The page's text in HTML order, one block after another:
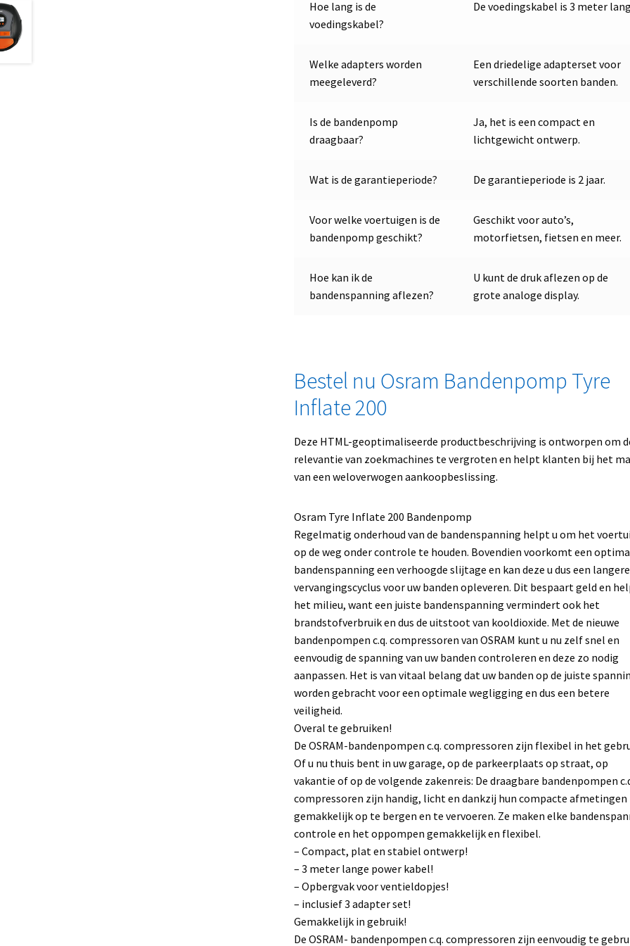
Hoe lang is de
voedingskabel?
De voedingskabel is 3 meter
Welke adapters worden
meegeleverd?
Een driedelige adapterset voor
verschillende soorten banden.
Is de bandenpomp
draagbaar?
Ja, het is een compact en
lichtgewicht ontwerp.
Wat is de garantieperiode? De garantieperiode is 2 jaar.
Voor welke voertuigen is de
bandenpomp geschikt?
Geschikt voor auto’s,
motorfietsen, fietsen en meer.
Hoe kan ik de
bandenspanning aflezen?
U kunt de druk aflezen op de
grote analoge display.
Bestel nu Osram Bandenpomp Tyre
Inflate 200
Deze HTML-geoptimaliseerde productbeschrijving is ontworpen om
relevantie van zoekmachines te vergroten en helpt klanten bij het
van een weloverwogen aankoopbeslissing.
Osram Tyre Inflate 200 Bandenpomp
Regelmatig onderhoud van de bandenspanning helpt u om het
op de weg onder controle te houden. Bovendien voorkomt een
bandenspanning een verhoogde slijtage en kan deze u dus een langere
vervangingscyclus voor uw banden opleveren. Dit bespaart geld en
het milieu, want een juiste bandenspanning vermindert ook het
brandstofverbruik en dus de uitstoot van kooldioxide. Met de nieuwe
bandenpompen c.q. compressoren van OSRAM kunt u nu zelf snel en
eenvoudig de spanning van uw banden controleren en deze zo nodig
aanpassen. Het is van vitaal belang dat uw banden op de juiste
worden gebracht voor een optimale wegligging en dus een betere
veiligheid.
Overal te gebruiken!
De OSRAM-bandenpompen c.q. compressoren zijn flexibel in het
Of u nu thuis bent in uw garage, op de parkeerplaats op straat, op
vakantie of op de volgende zakenreis: De draagbare bandenpompen
compressoren zijn handig, licht en dankzij hun compacte afmetingen
gemakkelijk op te bergen en te vervoeren. Ze maken elke
controle en het oppompen gemakkelijk en flexibel.
– Compact, plat en stabiel ontwerp!
– 3 meter lange power kabel!
– Opbergvak voor ventieldopjes!
– inclusief 3 adapter set!
Gemakkelijk in gebruik!
De OSRAM- bandenpompen c.q. compressoren zijn eenvoudig te